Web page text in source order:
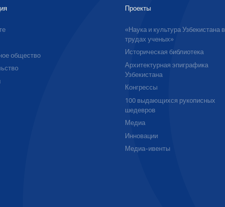
общество
Проекты
«Наука и культура Узбекистана в
трудах ученых»
Историческая библиотека
Архитектурная эпиграфика
Узбекистана
Конгрессы
100 выдающихся рукописных
шедевров
Медиа
Инновации
Медиа-ивенты